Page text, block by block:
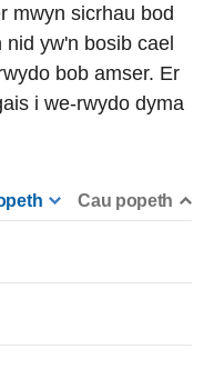
mwyn sicrhau bod
yw'n bosib cael
bob amser. Er
i we-rwydo dyma
Cau popeth